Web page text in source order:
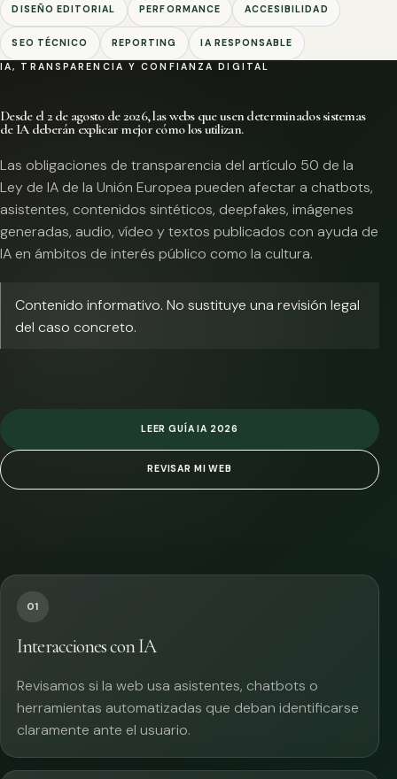
DISEÑO EDITORIAL PERFORMANCE ACCESIBILIDAD
SEO TÉCNICO REPORTING IA RESPONSABLE
IA, TRANSPARENCIA Y CONFIANZA DIGITAL
Desde el 2 de agosto de 2026, las webs que usen determinados sistemas
de IA deberán explicar mejor cómo los utilizan.
Las obligaciones de transparencia del artículo 50 de la
Ley de IA de la Unión Europea pueden afectar a chatbots,
asistentes, contenidos sintéticos, deepfakes, imágenes
generadas, audio, vídeo y textos publicados con ayuda de
IA en ámbitos de interés público como la cultura.
Contenido informativo. No sustituye una revisión legal
del caso concreto.
LEER GUÍA IA 2026
REVISAR MI WEB
01
Interacciones con IA
Revisamos si la web usa asistentes, chatbots o
herramientas automatizadas que deban identificarse
claramente ante el usuario.